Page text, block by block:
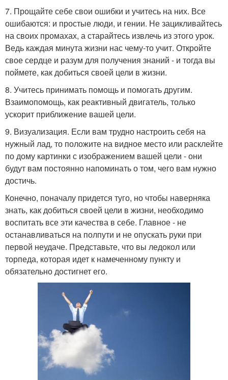
7. Прощайте себе свои ошибки и учитесь на них. Все
ошибаются: и простые люди, и гении. Не зацикливайтесь
на своих промахах, а старайтесь извлечь из этого урок.
Ведь каждая минута жизни нас чему-то учит. Откройте
свое сердце и разум для получения знаний - и тогда вы
поймете, как добиться своей цели в жизни.
8. Учитесь принимать помощь и помогать другим.
Взаимопомощь, как реактивный двигатель, только
ускорит приближение вашей цели.
9. Визуализация. Если вам трудно настроить себя на
нужный лад, то положите на видное место или расклейте
по дому картинки с изображением вашей цели - они
будут вам постоянно напоминать о том, чего вам нужно
достичь.
Конечно, поначалу придется туго, но чтобы наверняка
знать, как добиться своей цели в жизни, необходимо
воспитать все эти качества в себе. Главное - не
останавливаться на полпути и не опускать руки при
первой неудаче. Представьте, что вы ледокол или
торпеда, которая идет к намеченному пункту и
обязательно достигнет его.